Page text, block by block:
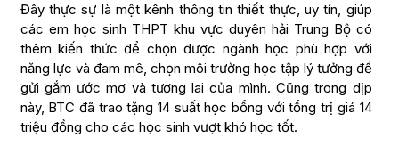
Đây thực sự là một kênh thông tin thiết thực, uy tín, giúp
các em học sinh THPT khu vực duyên hải Trung Bộ có
thêm kiến thức để chọn được ngành học phù hợp với
năng lực và đam mê, chọn môi trường học tập lý tưởng để
gửi gắm ước mơ và tương lai của mình. Cũng trong dịp
này, BTC đã trao tặng 14 suất học bổng với tổng trị giá 14
triệu đồng cho các học sinh vượt khó học tốt.